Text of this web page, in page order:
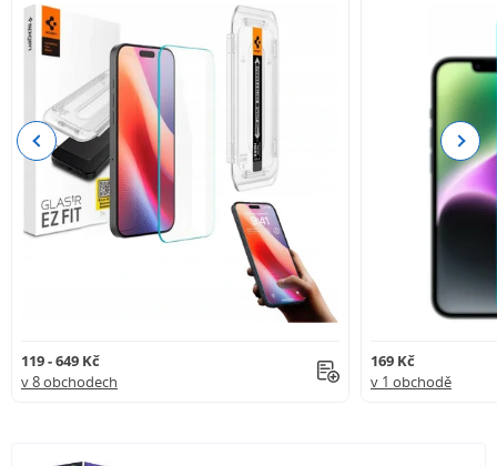
119 - 649 Kč
v 8 obchodech
169 Kč
v 1 obchodě
Previous Next